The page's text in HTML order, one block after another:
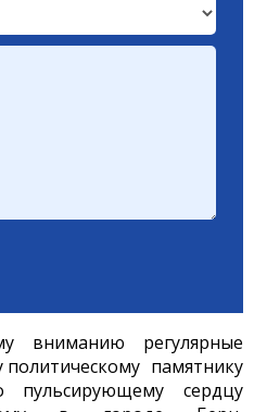
вниманию регулярные
политическому памятнику
пульсирующему сердцу